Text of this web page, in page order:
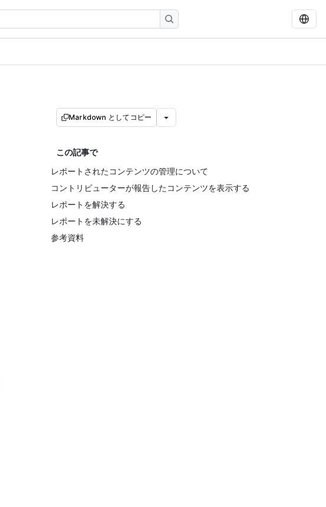
Markdown としてコピー
この記事で
レポートされたコンテンツの管理について
コントリビューターが報告したコンテンツを表示する
レポートを解決する
レポートを未解決にする
参考資料